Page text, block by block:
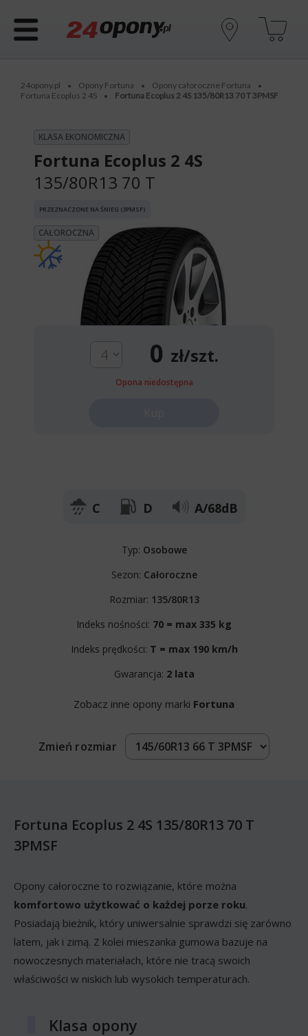
24opony.pl • Opony Fortuna • Opony całoroczne Fortuna •
Fortuna Ecoplus 2 4S • Fortuna Ecoplus 2 4S 135/80R13 70 T 3PMSF
KLASA EKONOMICZNA
Fortuna Ecoplus 2 4S
135/80R13 70 T
PRZEZNACZONE NA ŚNIEG (3PMSF)
CAŁOROCZNA
0 zł/szt.
Opona niedostępna
C D A/68dB
Typ: Osobowe
Sezon: Całoroczne
Rozmiar: 135/80R13
Indeks nośności: 70 = max 335 kg
Indeks prędkości: T = max 190 km/h
Gwarancja: 2 lata
Zobacz inne opony marki Fortuna
Zmień rozmiar
Fortuna Ecoplus 2 4S 135/80R13 70 T
3PMSF
Opony całoroczne to rozwiązanie, które można
komfortowo użytkować o każdej porze roku.
Posiadają bieżnik, który uniwersalnie sprawdzi się zarówno
latem, jak i zimą. Z kolei mieszanka gumowa bazuje na
nowoczesnych materiałach, które nie tracą swoich
właściwości w niskich lub wysokich temperaturach.
Klasa opony